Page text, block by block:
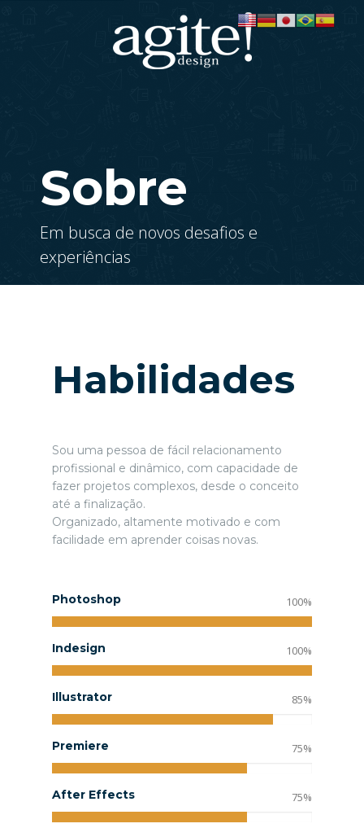
Sobre
Em busca de novos desafios e
experiências
Habilidades
Sou uma pessoa de fácil relacionamento
profissional e dinâmico, com capacidade de
fazer projetos complexos, desde o conceito
até a finalização.
Organizado, altamente motivado e com
facilidade em aprender coisas novas.
Photoshop 100%
Indesign 100%
Illustrator 85%
Premiere 75%
After Effects 75%